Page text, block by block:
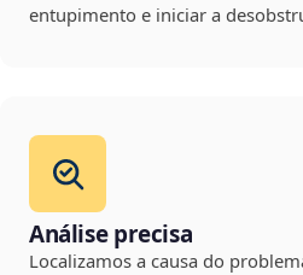
entupimento e iniciar a
Análise precisa
Localizamos a causa do